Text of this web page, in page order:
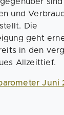
und
Die
geht
in den
Allzeittief.
Juni